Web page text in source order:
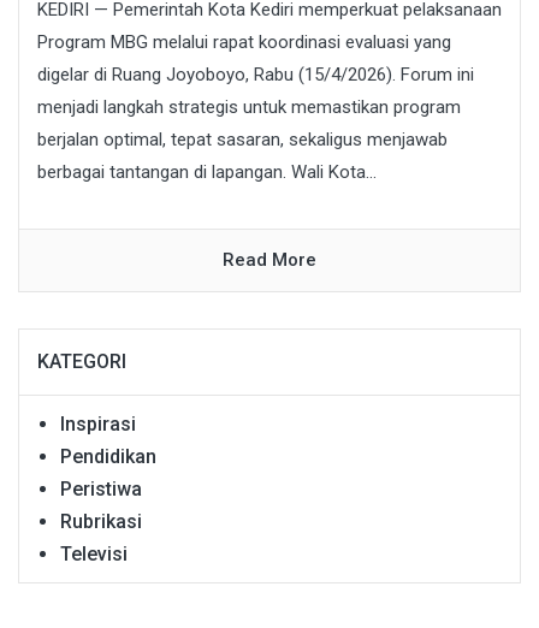
KEDIRI — Pemerintah Kota Kediri memperkuat pelaksanaan
Program MBG melalui rapat koordinasi evaluasi yang
digelar di Ruang Joyoboyo, Rabu (15/4/2026). Forum ini
menjadi langkah strategis untuk memastikan program
berjalan optimal, tepat sasaran, sekaligus menjawab
berbagai tantangan di lapangan. Wali Kota...
Read More
KATEGORI
Inspirasi
Pendidikan
Peristiwa
Rubrikasi
Televisi